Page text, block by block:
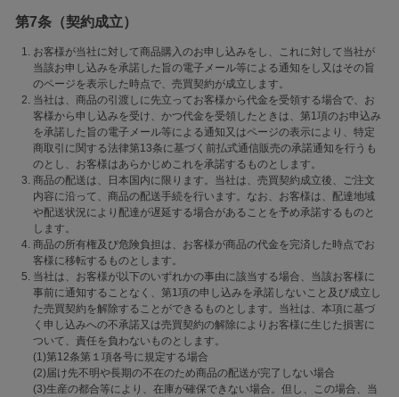
第7条（契約成立）
お客様が当社に対して商品購入のお申し込みをし、これに対して当社が
当該お申し込みを承諾した旨の電子メール等による通知をし又はその旨
のページを表示した時点で、売買契約が成立します。
当社は、商品の引渡しに先立ってお客様から代金を受領する場合で、お
客様から申し込みを受け、かつ代金を受領したときは、第1項のお申込み
を承諾した旨の電子メール等による通知又はページの表示により、特定
商取引に関する法律第13条に基づく前払式通信販売の承諾通知を行うも
のとし、お客様はあらかじめこれを承諾するものとします。
商品の配送は、日本国内に限ります。当社は、売買契約成立後、ご注文
内容に沿って、商品の配送手続を行います。なお、お客様は、配達地域
や配送状況により配達が遅延する場合があることを予め承諾するものと
します。
商品の所有権及び危険負担は、お客様が商品の代金を完済した時点でお
客様に移転するものとします。
当社は、お客様が以下のいずれかの事由に該当する場合、当該お客様に
事前に通知することなく、第1項の申し込みを承諾しないこと及び成立し
た売買契約を解除することができるものとします。当社は、本項に基づ
く申し込みへの不承諾又は売買契約の解除によりお客様に生じた損害に
ついて、責任を負わないものとします。
(1)第12条第１項各号に規定する場合
(2)届け先不明や長期の不在のため商品の配送が完了しない場合
(3)生産の都合等により、在庫が確保できない場合。但し、この場合、当